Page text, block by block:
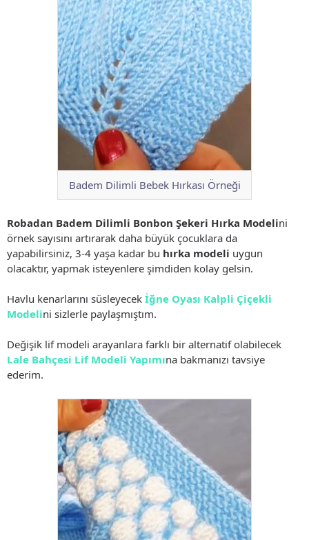
Badem Dilimli Bebek Hırkası Örneği
Robadan Badem Dilimli Bonbon Şekeri Hırka Modelini
örnek sayısını artırarak daha büyük çocuklara da
yapabilirsiniz, 3-4 yaşa kadar bu hırka modeli uygun
olacaktır, yapmak isteyenlere şimdiden kolay gelsin.
Havlu kenarlarını süsleyecek İğne Oyası Kalpli Çiçekli
Modelini sizlerle paylaşmıştım.
Değişik lif modeli arayanlara farklı bir alternatif olabilecek
Lale Bahçesi Lif Modeli Yapımına bakmanızı tavsiye
ederim.